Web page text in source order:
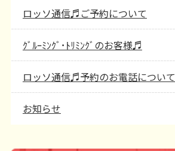
ロッソ通信♬ご予約について
ｸﾞﾙｰﾐﾝｸﾞ･ﾄﾘﾐﾝｸﾞのお客様♬
ロッソ通信♬予約のお電話について
お知らせ